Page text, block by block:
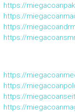
https://
https://
https://
https://
https://
https://
https://
https://